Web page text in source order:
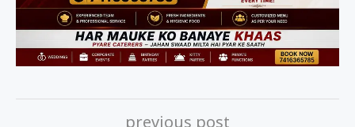
previous post